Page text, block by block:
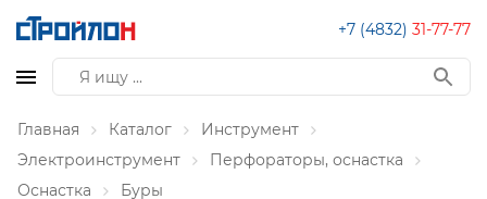
+7 (4832) 31-77-77
Главная Каталог
Инструмент
Электроинструмент
Перфораторы, оснастка
Оснастка
Буры